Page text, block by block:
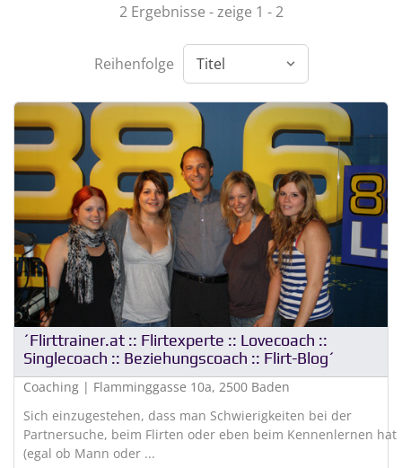
2 Ergebnisse - zeige 1 - 2
Reihenfolge
´Flirttrainer.at :: Flirtexperte :: Lovecoach ::
Singlecoach :: Beziehungscoach :: Flirt-Blog´
Coaching | Flamminggasse 10a, 2500 Baden
Sich einzugestehen, dass man Schwierigkeiten bei der
Partnersuche, beim Flirten oder eben beim Kennenlernen hat
(egal ob Mann oder ...